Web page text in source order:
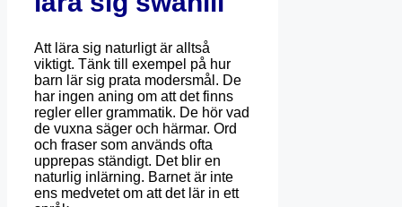
Att lära sig naturligt är alltså
viktigt. Tänk till exempel på hur
barn lär sig prata modersmål. De
har ingen aning om att det finns
regler eller grammatik. De hör vad
de vuxna säger och härmar. Ord
och fraser som används ofta
upprepas ständigt. Det blir en
naturlig inlärning. Barnet är inte
ens medvetet om att det lär in ett